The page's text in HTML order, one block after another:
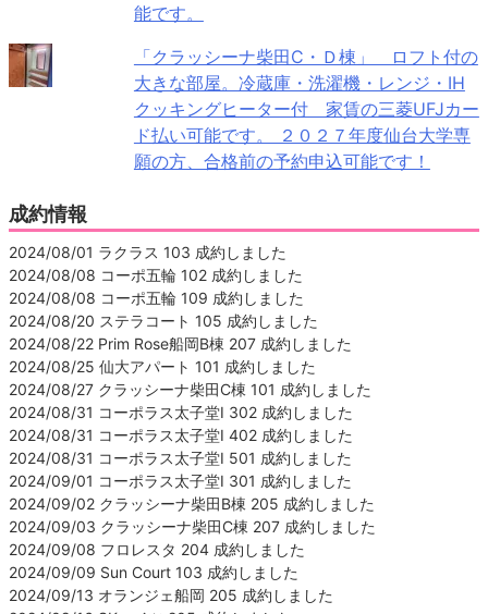
能です。
「クラッシーナ柴田C・Ｄ棟」 ロフト付の
大きな部屋。冷蔵庫・洗濯機・レンジ・IH
クッキングヒーター付 家賃の三菱UFJカー
ド払い可能です。 ２０２７年度仙台大学専
願の方、合格前の予約申込可能です！
成約情報
2024/08/01 ラクラス 103 成約しました
2024/08/08 コーポ五輪 102 成約しました
2024/08/08 コーポ五輪 109 成約しました
2024/08/20 ステラコート 105 成約しました
2024/08/22 Prim Rose船岡B棟 207 成約しました
2024/08/25 仙大アパート 101 成約しました
2024/08/27 クラッシーナ柴田C棟 101 成約しました
2024/08/31 コーポラス太子堂Ⅰ 302 成約しました
2024/08/31 コーポラス太子堂Ⅰ 402 成約しました
2024/08/31 コーポラス太子堂Ⅰ 501 成約しました
2024/09/01 コーポラス太子堂Ⅰ 301 成約しました
2024/09/02 クラッシーナ柴田B棟 205 成約しました
2024/09/03 クラッシーナ柴田C棟 207 成約しました
2024/09/08 フロレスタ 204 成約しました
2024/09/09 Sun Court 103 成約しました
2024/09/13 オランジェ船岡 205 成約しました